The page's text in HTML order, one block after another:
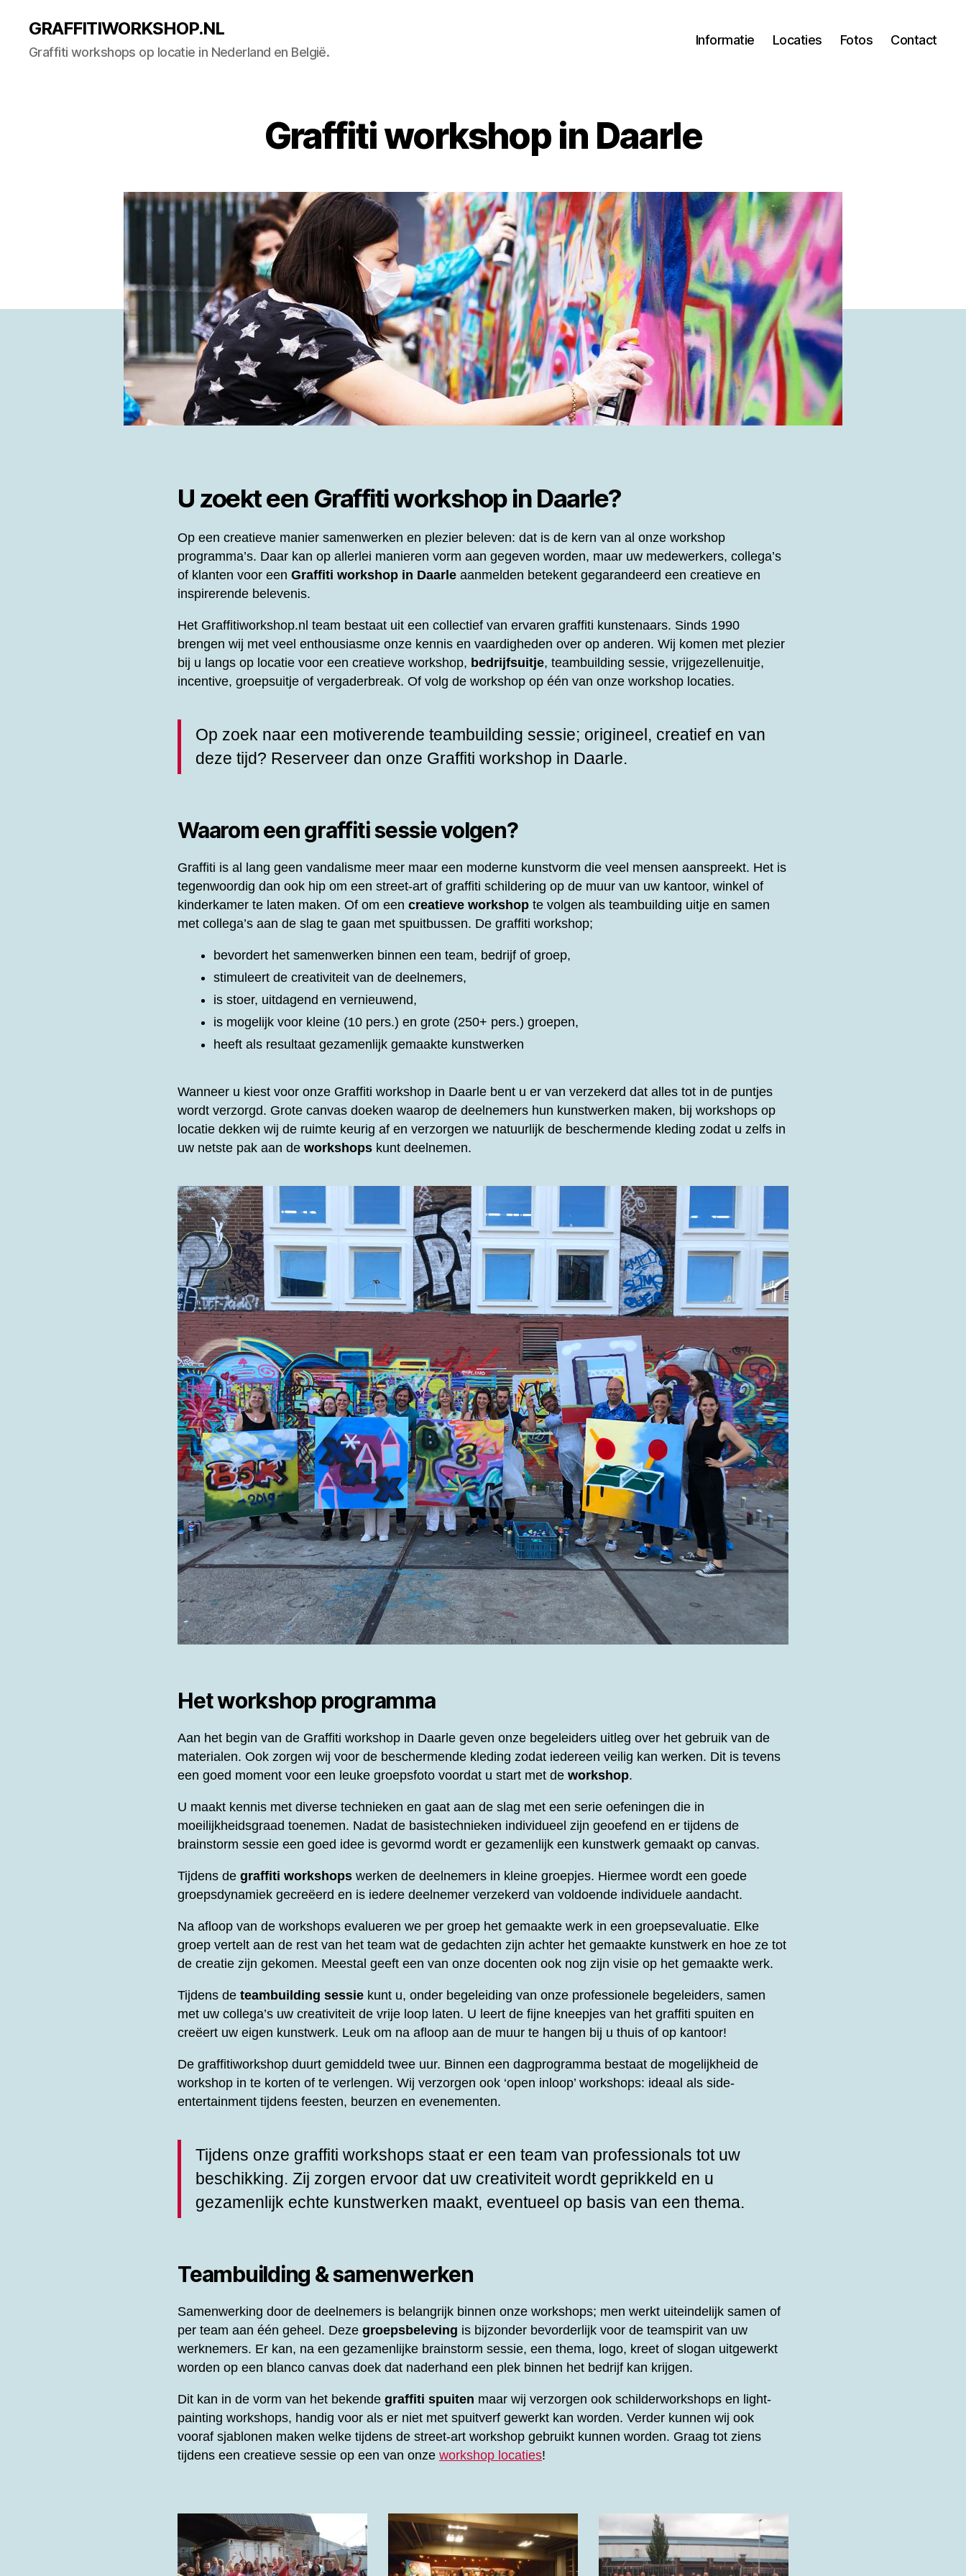
GRAFFITIWORKSHOP.NL
Graffiti workshops op locatie in Nederland en België.
Informatie Locaties Fotos Contact
Graffiti workshop in Daarle
U zoekt een Graffiti workshop in Daarle?
Op een creatieve manier samenwerken en plezier beleven: dat is de kern van al onze workshop
programma’s. Daar kan op allerlei manieren vorm aan gegeven worden, maar uw medewerkers, collega’s
of klanten voor een Graffiti workshop in Daarle aanmelden betekent gegarandeerd een creatieve en
inspirerende belevenis.
Het Graffitiworkshop.nl team bestaat uit een collectief van ervaren graffiti kunstenaars. Sinds 1990
brengen wij met veel enthousiasme onze kennis en vaardigheden over op anderen. Wij komen met plezier
bij u langs op locatie voor een creatieve workshop, bedrijfsuitje, teambuilding sessie, vrijgezellenuitje,
incentive, groepsuitje of vergaderbreak. Of volg de workshop op één van onze workshop locaties.
Op zoek naar een motiverende teambuilding sessie; origineel, creatief en van
deze tijd? Reserveer dan onze Graffiti workshop in Daarle.
Waarom een graffiti sessie volgen?
Graffiti is al lang geen vandalisme meer maar een moderne kunstvorm die veel mensen aanspreekt. Het is
tegenwoordig dan ook hip om een street-art of graffiti schildering op de muur van uw kantoor, winkel of
kinderkamer te laten maken. Of om een creatieve workshop te volgen als teambuilding uitje en samen
met collega’s aan de slag te gaan met spuitbussen. De graffiti workshop;
bevordert het samenwerken binnen een team, bedrijf of groep,
stimuleert de creativiteit van de deelnemers,
is stoer, uitdagend en vernieuwend,
is mogelijk voor kleine (10 pers.) en grote (250+ pers.) groepen,
heeft als resultaat gezamenlijk gemaakte kunstwerken
Wanneer u kiest voor onze Graffiti workshop in Daarle bent u er van verzekerd dat alles tot in de puntjes
wordt verzorgd. Grote canvas doeken waarop de deelnemers hun kunstwerken maken, bij workshops op
locatie dekken wij de ruimte keurig af en verzorgen we natuurlijk de beschermende kleding zodat u zelfs in
uw netste pak aan de workshops kunt deelnemen.
Het workshop programma
Aan het begin van de Graffiti workshop in Daarle geven onze begeleiders uitleg over het gebruik van de
materialen. Ook zorgen wij voor de beschermende kleding zodat iedereen veilig kan werken. Dit is tevens
een goed moment voor een leuke groepsfoto voordat u start met de workshop.
U maakt kennis met diverse technieken en gaat aan de slag met een serie oefeningen die in
moeilijkheidsgraad toenemen. Nadat de basistechnieken individueel zijn geoefend en er tijdens de
brainstorm sessie een goed idee is gevormd wordt er gezamenlijk een kunstwerk gemaakt op canvas.
Tijdens de graffiti workshops werken de deelnemers in kleine groepjes. Hiermee wordt een goede
groepsdynamiek gecreëerd en is iedere deelnemer verzekerd van voldoende individuele aandacht.
Na afloop van de workshops evalueren we per groep het gemaakte werk in een groepsevaluatie. Elke
groep vertelt aan de rest van het team wat de gedachten zijn achter het gemaakte kunstwerk en hoe ze tot
de creatie zijn gekomen. Meestal geeft een van onze docenten ook nog zijn visie op het gemaakte werk.
Tijdens de teambuilding sessie kunt u, onder begeleiding van onze professionele begeleiders, samen
met uw collega’s uw creativiteit de vrije loop laten. U leert de fijne kneepjes van het graffiti spuiten en
creëert uw eigen kunstwerk. Leuk om na afloop aan de muur te hangen bij u thuis of op kantoor!
De graffitiworkshop duurt gemiddeld twee uur. Binnen een dagprogramma bestaat de mogelijkheid de
workshop in te korten of te verlengen. Wij verzorgen ook ‘open inloop’ workshops: ideaal als side-
entertainment tijdens feesten, beurzen en evenementen.
Tijdens onze graffiti workshops staat er een team van professionals tot uw
beschikking. Zij zorgen ervoor dat uw creativiteit wordt geprikkeld en u
gezamenlijk echte kunstwerken maakt, eventueel op basis van een thema.
Teambuilding & samenwerken
Samenwerking door de deelnemers is belangrijk binnen onze workshops; men werkt uiteindelijk samen of
per team aan één geheel. Deze groepsbeleving is bijzonder bevorderlijk voor de teamspirit van uw
werknemers. Er kan, na een gezamenlijke brainstorm sessie, een thema, logo, kreet of slogan uitgewerkt
worden op een blanco canvas doek dat naderhand een plek binnen het bedrijf kan krijgen.
Dit kan in de vorm van het bekende graffiti spuiten maar wij verzorgen ook schilderworkshops en light-
painting workshops, handig voor als er niet met spuitverf gewerkt kan worden. Verder kunnen wij ook
vooraf sjablonen maken welke tijdens de street-art workshop gebruikt kunnen worden. Graag tot ziens
tijdens een creatieve sessie op een van onze workshop locaties!